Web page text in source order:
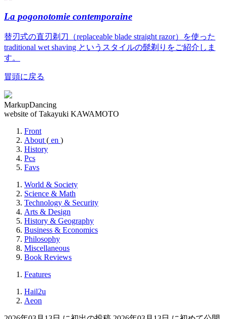
La pogonotomie contemporaine
替刃式の直刃剃刀（replaceable blade straight razor）を使った
traditional wet shaving というスタイルの髭剃りをご紹介しま
す。
冒頭に戻る
MarkupDancing
website of Takayuki KAWAMOTO
Front
About ( en )
History
Pcs
Favs
World & Society
Science & Math
Technology & Security
Arts & Design
History & Geography
Business & Economics
Philosophy
Miscellaneous
Book Reviews
Features
Hail2u
Aeon